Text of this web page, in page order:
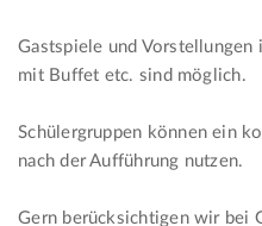
Gastspiele und Vorstellungen
mit Buffet etc. sind möglich.
Schülergruppen können ein
nach der Aufführung nutzen.
Gern berücksichtigen wir bei